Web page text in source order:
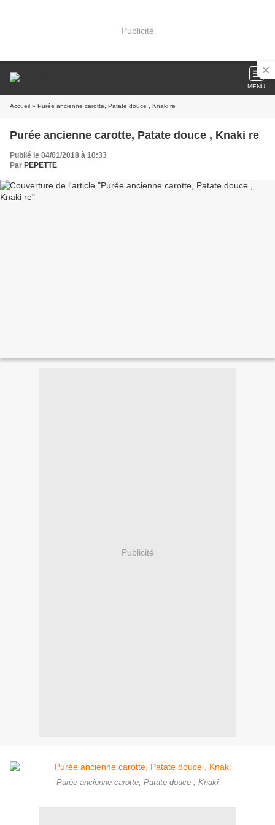
Publicité
MENU
Accueil » Purée ancienne carotte, Patate douce , Knaki re
Purée ancienne carotte, Patate douce , Knaki re
Publié le 04/01/2018 à 10:33
Par PEPETTE
Publicité
Purée ancienne carotte, Patate douce , Knaki